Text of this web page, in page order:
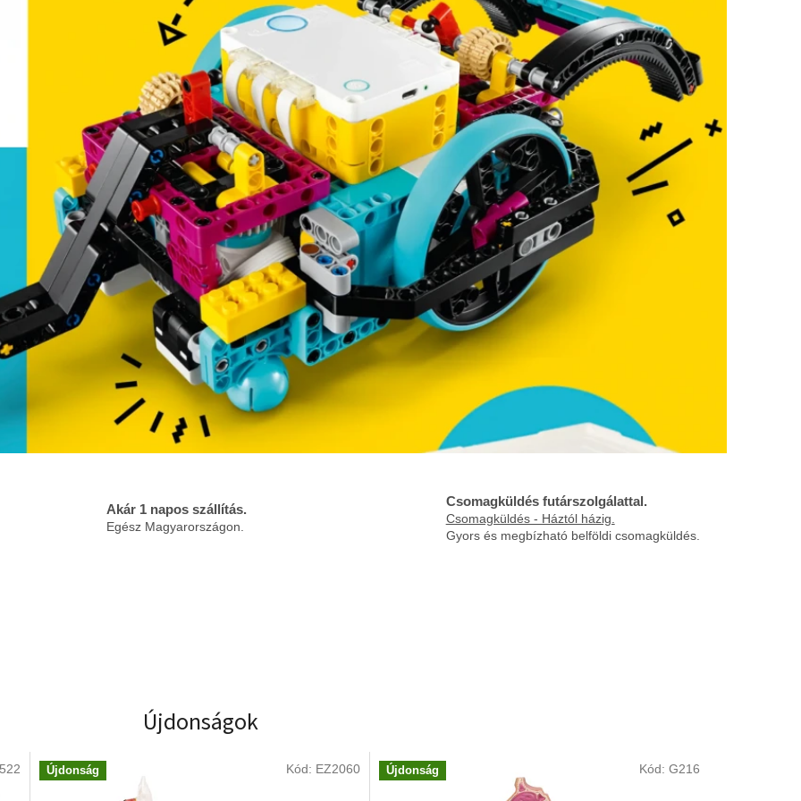
Akár 1 napos szállítás.
Egész Magyarországon.
Csomagküldés futárszolgálattal.
Csomagküldés - Háztól házig.
Gyors és megbízható belföldi csomagküldés.
Újdonságok
Újdonság Kód: EZ2060 Újdonság Kód: G216